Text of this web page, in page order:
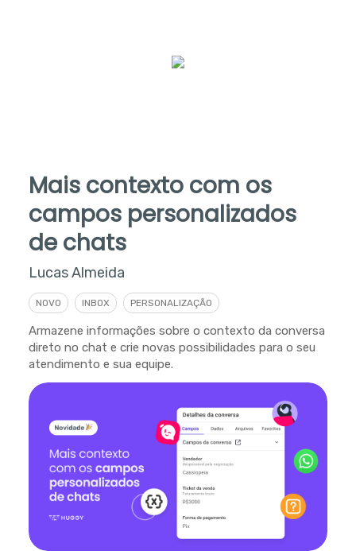
Mais contexto com os
campos personalizados
de chats
Lucas Almeida
NOVO INBOX PERSONALIZAÇÃO
Armazene informações sobre o contexto da conversa
direto no chat e crie novas possibilidades para o seu
atendimento e sua equipe.